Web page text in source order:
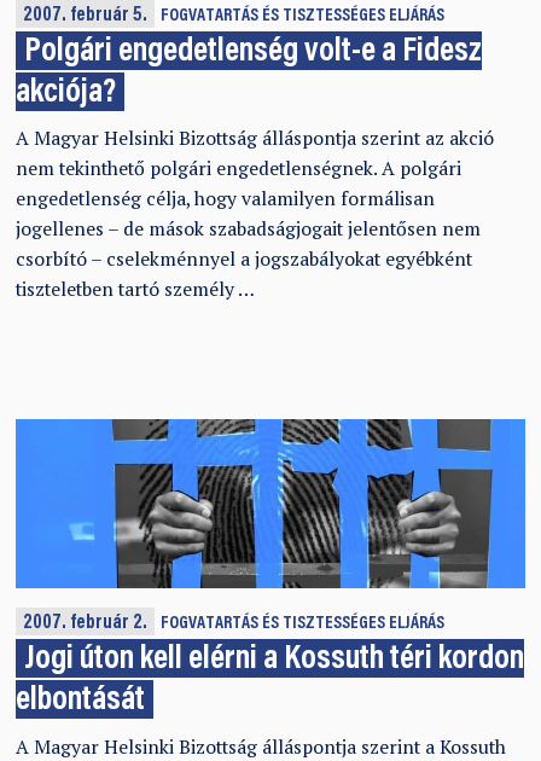
2007. február 5. FOGVATARTÁS ÉS TISZTESSÉGES ELJÁRÁS
Polgári engedetlenség volt-e a Fidesz
akciója?
A Magyar Helsinki Bizottság álláspontja szerint az akció
nem tekinthető polgári engedetlenségnek. A polgári
engedetlenség célja, hogy valamilyen formálisan
jogellenes – de mások szabadságjogait jelentősen nem
csorbító – cselekménnyel a jogszabályokat egyébként
tiszteletben tartó személy …
2007. február 2. FOGVATARTÁS ÉS TISZTESSÉGES ELJÁRÁS
Jogi úton kell elérni a Kossuth téri kordon
elbontását
A Magyar Helsinki Bizottság álláspontja szerint a Kossuth